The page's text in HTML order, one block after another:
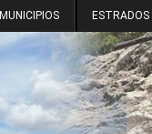
MUNICIPIOS ESTRADOS